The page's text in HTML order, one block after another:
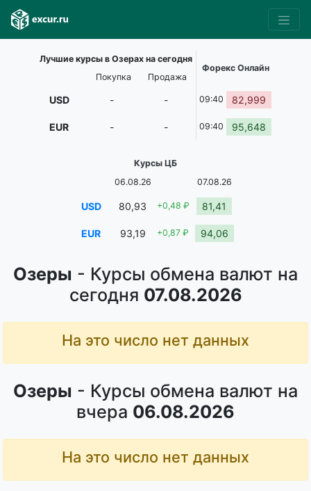
Озеры - Курсы обмена валют на
сегодня 07.08.2026
На это число нет данных
Озеры - Курсы обмена валют на
вчера 06.08.2026
На это число нет данных
Лучшие курсы в Озерах на сегодня
Форекс Онлайн
Покупка
Продажа
USD - - 09:40 82,999
EUR - - 09:40 95,648
Курсы ЦБ
06.08.26
07.08.26
USD 80,93 +0,48 ₽ 81,41
EUR 93,19 +0,87 ₽ 94,06